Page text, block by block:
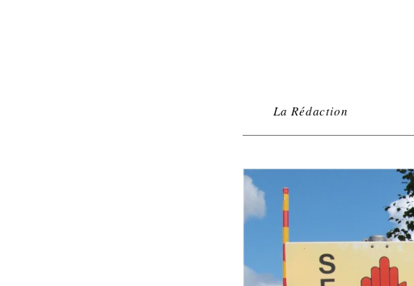
La Rédaction